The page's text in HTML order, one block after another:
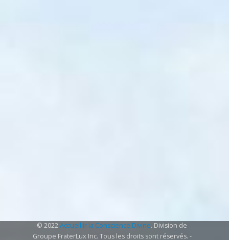
© 2022Accueillir la Conscience Divine. Division de
Groupe FraterLux Inc. Tous les droits sont réservés. -